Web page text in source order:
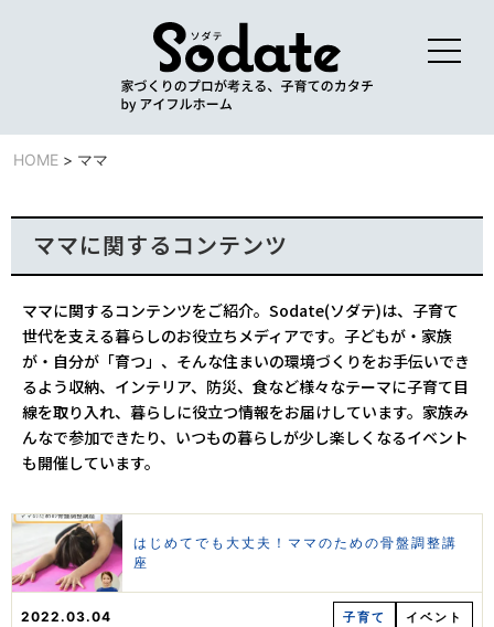
HOME > ママ
ママに関するコンテンツ
ママに関するコンテンツをご紹介。Sodate(ソダテ)は、子育て
世代を支える暮らしのお役立ちメディアです。子どもが・家族
が・自分が「育つ」、そんな住まいの環境づくりをお手伝いでき
るよう収納、インテリア、防災、食など様々なテーマに子育て目
線を取り入れ、暮らしに役立つ情報をお届けしています。家族み
んなで参加できたり、いつもの暮らしが少し楽しくなるイベント
も開催しています。
2022.03.04 子育て イベント
はじめてでも大丈夫！ママのための骨盤調整講
座